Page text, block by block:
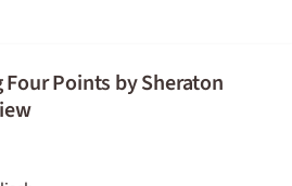
Points by Sheraton